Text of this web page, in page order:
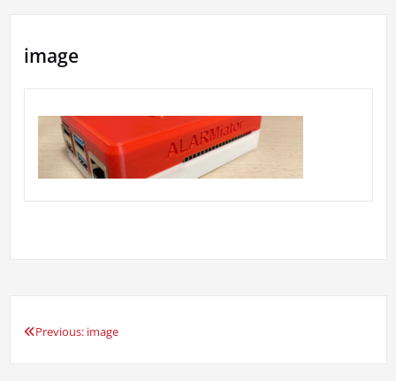
image
Beitragsnavigation
Previous: image